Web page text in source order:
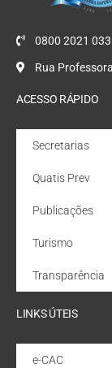
0800 2021 033
Rua
ACESSO RÁPIDO
Secretarias
Quatis Prev
Publicações
Turismo
Transparência
LINKS ÚTEIS
e-CAC